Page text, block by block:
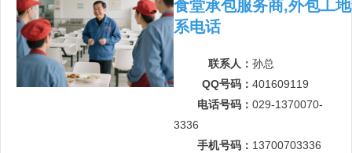
食堂承包服务商,外包工
系电话
联系人： 孙总
QQ号码： 401609119
电话号码： 029-1370070-
3336
手机号码： 13700703336